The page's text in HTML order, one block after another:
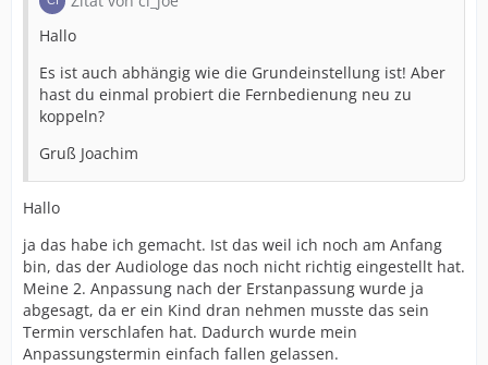
Hallo
Es ist auch abhängig wie die Grundeinstellung ist! Aber
hast du einmal probiert die Fernbedienung neu zu
koppeln?
Gruß Joachim
Hallo
ja das habe ich gemacht. Ist das weil ich noch am Anfang
bin, das der Audiologe das noch nicht richtig eingestellt hat.
Meine 2. Anpassung nach der Erstanpassung wurde ja
abgesagt, da er ein Kind dran nehmen musste das sein
Termin verschlafen hat. Dadurch wurde mein
Anpassungstermin einfach fallen gelassen.